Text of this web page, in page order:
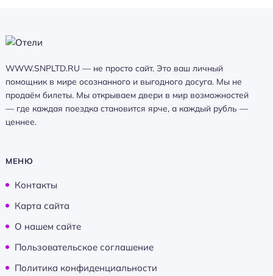
WWW.SNPLTD.RU — не просто сайт. Это ваш личный
помощник в мире осознанного и выгодного досуга. Мы не
продаём билеты. Мы открываем двери в мир возможностей
— где каждая поездка становится ярче, а каждый рубль —
ценнее.
МЕНЮ
Контакты
Карта сайта
О нашем сайте
Пользовательское соглашение
Политика конфиденциальности